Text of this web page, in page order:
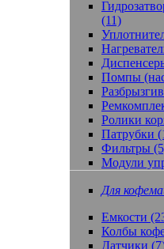
(11)
Помпы
Ролики
Патрубки
Фильтры
Модули
Для
Емкости
Колбы
Датчики